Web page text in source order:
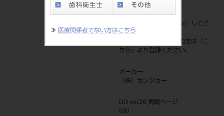
≫ 医療関係者でない方はこちら
標準価格
ログイン
』してご
覧ください。
ネット会員登録がまだの方は『
こ
ちら
』より登録ください。
メーカー
（株）センジョー
DO vol.26 掲載ページ
590